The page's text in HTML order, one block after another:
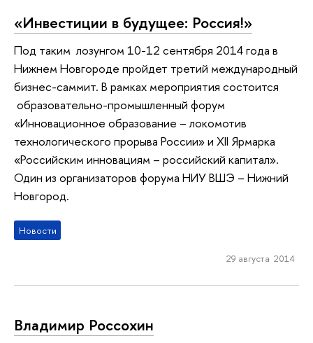
«Инвестиции в будущее: Россия!»
Под таким лозунгом 10-12 сентября 2014 года в
Нижнем Новгороде пройдет третий международный
бизнес-саммит. В рамках мероприятия состоится
образовательно-промышленный форум
«Инновационное образование – локомотив
технологического прорыва России» и XII Ярмарка
«Российским инновациям – российский капитал».
Один из организаторов форума НИУ ВШЭ – Нижний
Новгород.
Новости
29 августа 2014
Владимир Россохин